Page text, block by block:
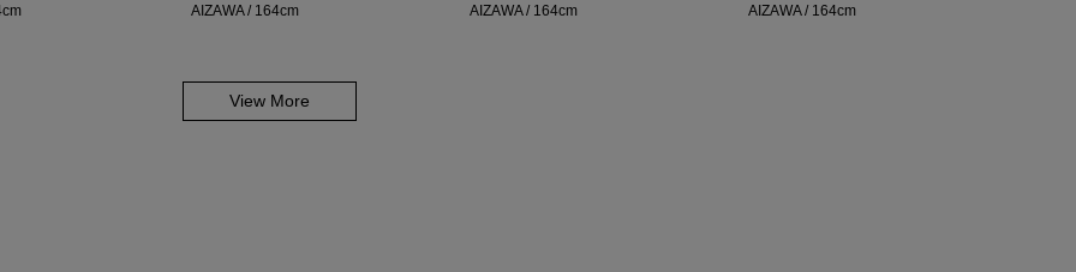
AIZAWA / 164cm AIZAWA / 164cm AIZAWA / 164cm
View More